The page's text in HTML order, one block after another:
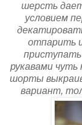
шерсть
условием
отпарить
рукавами чуть
шорты
вариант,